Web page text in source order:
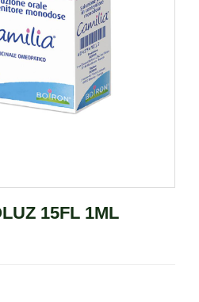
15FL 1ML